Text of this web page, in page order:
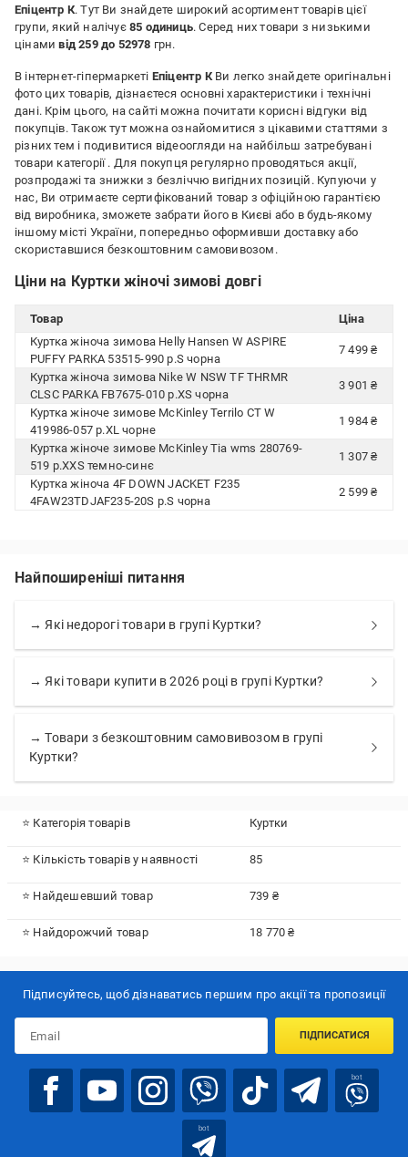
Епіцентр К. Тут Ви знайдете широкий асортимент товарів цієї
групи, який налічує 85 одиниць. Серед них товари з низькими
цінамивід 259 до 52978 грн.
В інтернет-гіпермаркеті Епіцентр КВи легко знайдете оригінальні
фото цих товарів, дізнаєтеся основні характеристики і технічні
дані. Крім цього, на сайті можна почитати корисні відгуки від
покупців. Також тут можна ознайомитися з цікавими статтями з
різних тем і подивитися відеоогляди на найбільш затребувані
товари категорії . Для покупця регулярно проводяться акції,
розпродажі та знижки з безліччю вигідних позицій. Купуючи у
нас, Ви отримаєте сертифікований товар з офіційною гарантією
від виробника, зможете забрати його в Києві або в будь-якому
іншому місті України, попередньо оформивши доставку або
скориставшися безкоштовним самовивозом.
Ціни на Куртки жіночі зимові довгі
Товар
Ціна
Куртка жіноча зимова Helly Hansen W ASPIRE
PUFFY PARKA 53515-990 р.S чорна
7 499 ₴
Куртка жіноча зимова Nike W NSW TF THRMR
CLSC PARKA FB7675-010 р.XS чорна
3 901 ₴
Куртка жіноче зимове McKinley Terrilo CT W
419986-057 р.XL чорне
1 984 ₴
Куртка жіноче зимове McKinley Tia wms 280769-
519 р.XXS темно-синє
1 307 ₴
Куртка жіноча 4F DOWN JACKET F235
4FAW23TDJAF235-20S р.S чорна
2 599 ₴
Найпоширеніші питання
→ Які недорогі товари в групі Куртки?
→ Які товари купити в 2026 році в групі Куртки?
→ Товари з безкоштовним самовивозом в групі
Куртки?
⭐ Категорія товарів Куртки
⭐ Кількість товарів у наявності 85
⭐ Найдешевший товар 739 ₴
⭐ Найдорожчий товар 18 770 ₴
Підписуйтесь, щоб дізнаватись першим про акції та пропозиції
ПІДПИСАТИСЯ
bot
bot